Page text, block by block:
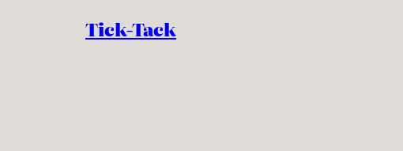
Tick-Tack